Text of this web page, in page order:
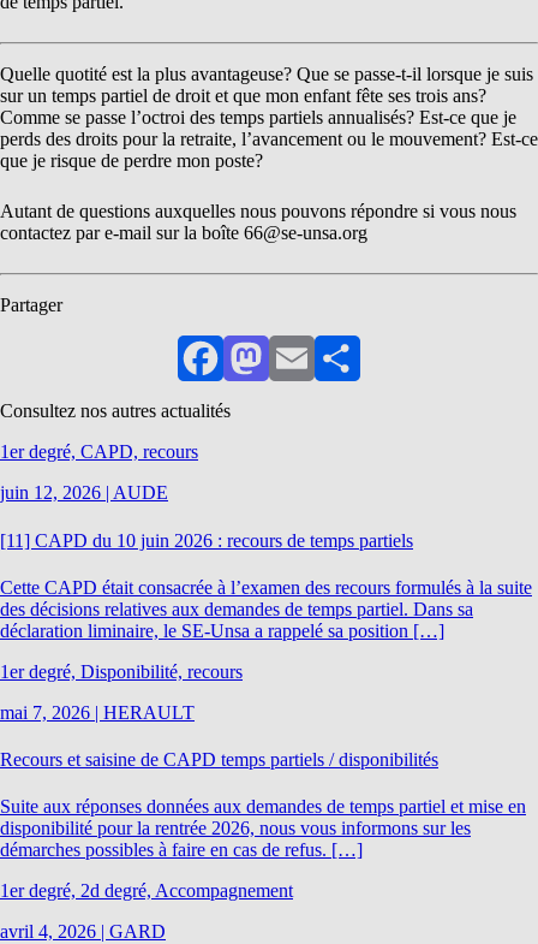
Quelle quotité est la plus avantageuse? Que se passe-t-il lorsque je suis
sur un temps partiel de droit et que mon enfant fête ses trois ans?
Comme se passe l’octroi des temps partiels annualisés? Est-ce que je
perds des droits pour la retraite, l’avancement ou le mouvement? Est-ce
que je risque de perdre mon poste?
Autant de questions auxquelles nous pouvons répondre si vous nous
contactez par e-mail sur la boîte 66@se-unsa.org
Partager
FacebookMastodon
EmailPartager
Consultez nos autres actualités
1er degré, CAPD, recours
juin 12, 2026 | AUDE
[11] CAPD du 10 juin 2026 : recours de temps partiels
Cette CAPD était consacrée à l’examen des recours formulés à la suite
des décisions relatives aux demandes de temps partiel. Dans sa
déclaration liminaire, le SE-Unsa a rappelé sa position […]
1er degré, Disponibilité, recours
mai 7, 2026 | HERAULT
Recours et saisine de CAPD temps partiels / disponibilités
Suite aux réponses données aux demandes de temps partiel et mise en
disponibilité pour la rentrée 2026, nous vous informons sur les
démarches possibles à faire en cas de refus. […]
1er degré, 2d degré, Accompagnement
avril 4, 2026
GARD